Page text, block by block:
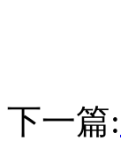
下一篇: